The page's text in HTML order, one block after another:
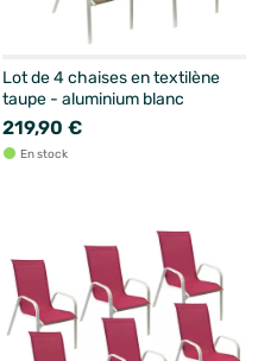
Lot de 4 chaises en textilène
taupe - aluminium blanc
219,90 €
En stock